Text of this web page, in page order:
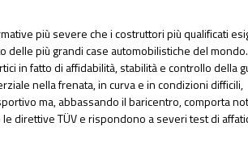
più severe che i costruttori più qualificati
più grandi case automobilistiche del
in fatto di affidabilità, stabilità e controllo della
nella frenata, in curva e in condizioni difficili,
ma, abbassando il baricentro, comporta
direttive TÜV e rispondono a severi test di